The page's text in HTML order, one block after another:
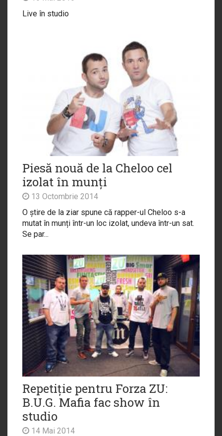
Live în studio
Piesă nouă de la Cheloo cel
izolat în munți
13 Octombrie 2014
O știre de la ziar spune că rapper-ul Cheloo s-a
mutat în munți într-un loc izolat, undeva într-un sat.
Se par...
Repetiție pentru Forza ZU:
B.U.G. Mafia fac show în
studio
14 Mai 2014